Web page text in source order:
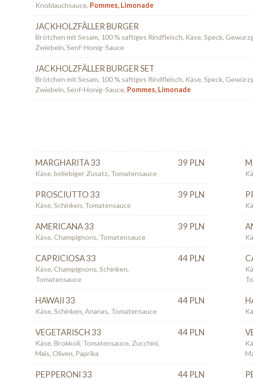
Knoblauchsauce, Pommes, Limonade
JACKHOLZFÄLLER BURGER
Brötchen mit Sesam, 100 % saftiges Rindfleisch, Käse, Speck,
Zwiebeln, Senf-Honig-Sauce
JACKHOLZFÄLLER BURGER SET
Brötchen mit Sesam, 100 % saftiges Rindfleisch, Käse, Speck,
Zwiebeln, Senf-Honig-Sauce, Pommes, Limonade
MARGHARITA 33 39 PLN
Käse, beliebiger Zusatz, Tomatensauce
PROSCIUTTO 33 39 PLN
Käse, Schinken, Tomatensauce
AMERICANA 33 39 PLN
Käse, Champignons, Tomatensauce
CAPRICIOSA 33 44 PLN
Käse, Champignons, Schinken,
Tomatensauce
HAWAII 33 44 PLN
Käse, Schinken, Ananas, Tomatensauce
VEGETARISCH 33 44 PLN
Käse, Brokkoli, Tomatensauce, Zucchini,
Mais, Oliven, Paprika
PEPPERONI 33 44 PLN